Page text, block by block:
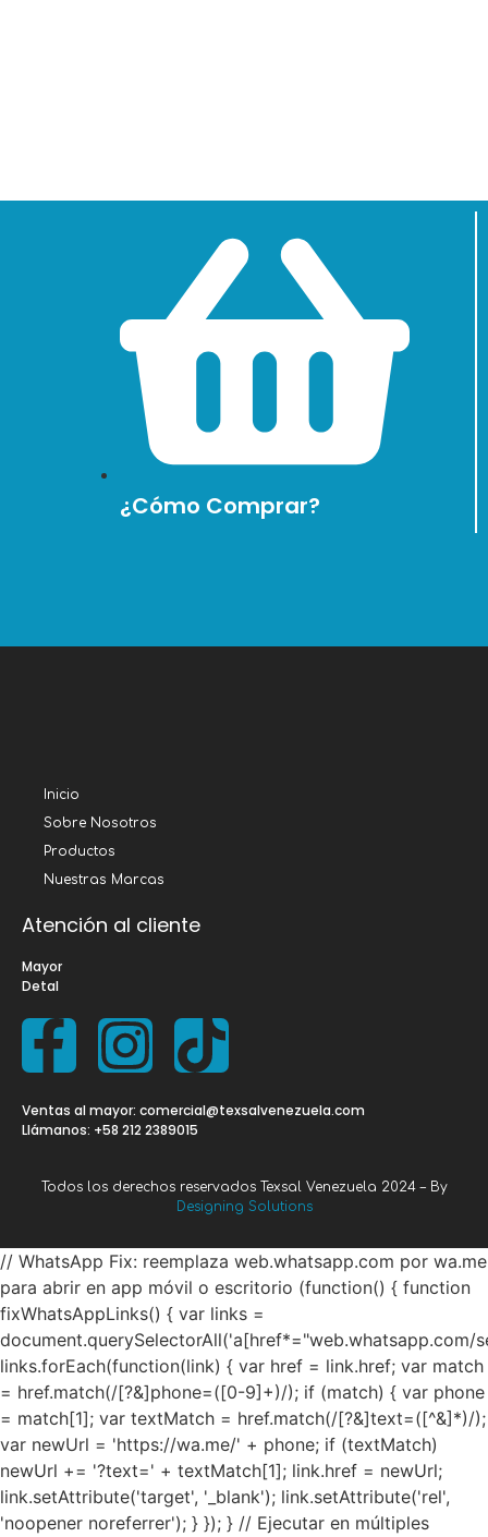
¿Cómo Comprar?
Inicio
Sobre Nosotros
Productos
Nuestras Marcas
Atención al cliente
Mayor
Detal
Ventas al mayor: comercial@texsalvenezuela.com
Llámanos: +58 212 2389015
Todos los derechos reservados Texsal Venezuela 2024 – By
Designing Solutions
// WhatsApp Fix: reemplaza web.whatsapp.com por wa.me
para abrir en app móvil o escritorio (function() { function
fixWhatsAppLinks() { var links =
document.querySelectorAll('a[href*="web.whatsapp.com/
links.forEach(function(link) { var href = link.href; var match
= href.match(/[?&]phone=([0-9]+)/); if (match) { var phone
= match[1]; var textMatch = href.match(/[?&]text=([^&]*)/);
var newUrl = 'https://wa.me/' + phone; if (textMatch)
newUrl += '?text=' + textMatch[1]; link.href = newUrl;
link.setAttribute('target', '_blank'); link.setAttribute('rel',
'noopener noreferrer'); } }); } // Ejecutar en múltiples